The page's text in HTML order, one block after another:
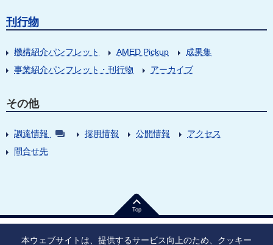
刊行物
機構紹介パンフレット AMED Pickup
成果集
事業紹介パンフレット・刊行物
アーカイブ
その他
調達情報 採用情報 公開情報
アクセス
問合せ先
Top
本ウェブサイトは、提供するサービス向上のため、クッキー